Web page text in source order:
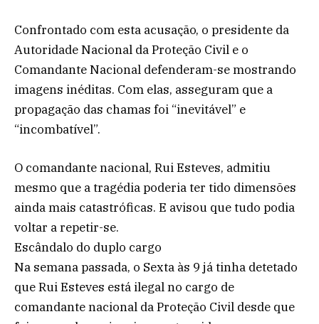
Confrontado com esta acusação, o presidente da
Autoridade Nacional da Proteção Civil e o
Comandante Nacional defenderam-se mostrando
imagens inéditas. Com elas, asseguram que a
propagação das chamas foi “inevitável” e
“incombatível”.
O comandante nacional, Rui Esteves, admitiu
mesmo que a tragédia poderia ter tido dimensões
ainda mais catastróficas. E avisou que tudo podia
voltar a repetir-se.
Escândalo do duplo cargo
Na semana passada, o Sexta às 9 já tinha detetado
que Rui Esteves está ilegal no cargo de
comandante nacional da Proteção Civil desde que